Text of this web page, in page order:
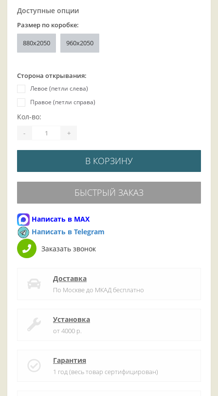
Доступные опции
Размер по коробке:
880x2050 960x2050
Сторона открывания:
Левое (петли слева)
Правое (петли справа)
Кол-во:
- +
В КОРЗИНУ
БЫСТРЫЙ ЗАКАЗ
Написать в MAX
Написать в Telegram
Заказать звонок
Доставка
По Москве до МКАД бесплатно
Установка
от 4000 р.
Гарантия
1 год (весь товар сертифицирован)